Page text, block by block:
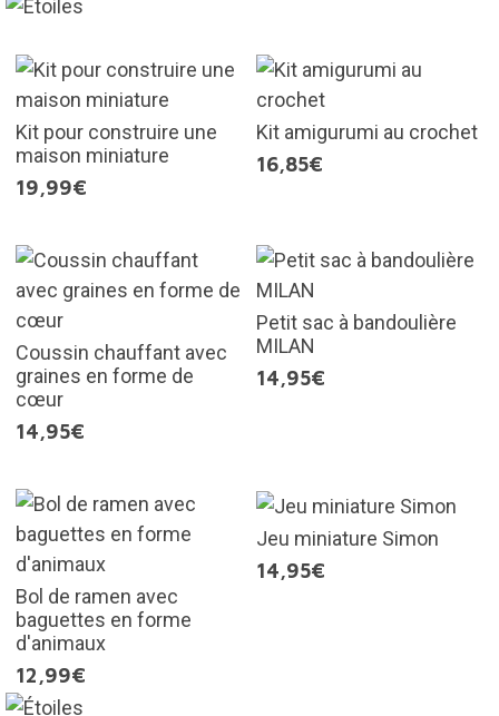
Kit pour construire une
maison miniature
19,99€
Kit amigurumi au crochet
16,85€
Coussin chauffant avec
graines en forme de
cœur
14,95€
Petit sac à bandoulière
MILAN
14,95€
Bol de ramen avec
baguettes en forme
d'animaux
12,99€
Jeu miniature Simon
14,95€